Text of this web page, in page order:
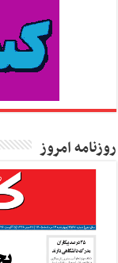
روزنامه امروز